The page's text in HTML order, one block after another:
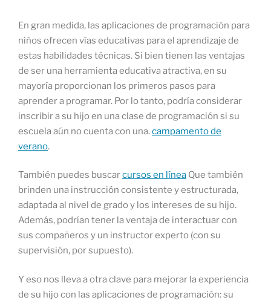
En gran medida, las aplicaciones de programación para
niños ofrecen vías educativas para el aprendizaje de
estas habilidades técnicas. Si bien tienen las ventajas
de ser una herramienta educativa atractiva, en su
mayoría proporcionan los primeros pasos para
aprender a programar. Por lo tanto, podría considerar
inscribir a su hijo en una clase de programación si su
escuela aún no cuenta con una.campamento de
verano.
También puedes buscarcursos en línea Que también
brinden una instrucción consistente y estructurada,
adaptada al nivel de grado y los intereses de su hijo.
Además, podrían tener la ventaja de interactuar con
sus compañeros y un instructor experto (con su
supervisión, por supuesto).
Y eso nos lleva a otra clave para mejorar la experiencia
de su hijo con las aplicaciones de programación: su